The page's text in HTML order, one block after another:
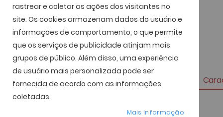
rastrear e coletar as ações dos visitantes no
site. Os cookies armazenam dados do usuário e
informações de comportamento, o que permite
que os serviços de publicidade atinjam mais
grupos de público. Além disso, uma experiência
de usuário mais personalizada pode ser
fornecida de acordo com as informações
coletadas.
Mais Informação